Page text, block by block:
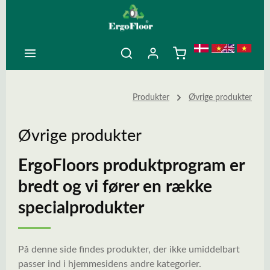
Produkter Øvrige produkter
Øvrige produkter
ErgoFloors produktprogram er
bredt og vi fører en række
specialprodukter
På denne side findes produkter, der ikke umiddelbart
passer ind i hjemmesidens andre kategorier.